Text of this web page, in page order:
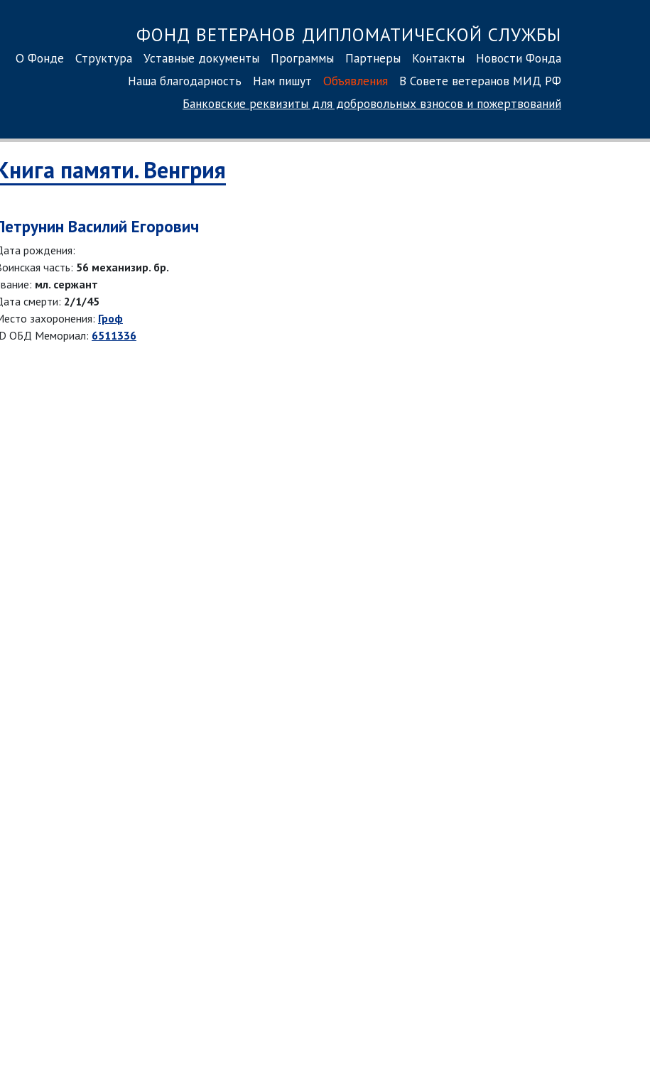
ФОНД ВЕТЕРАНОВ ДИПЛОМАТИЧЕСКОЙ СЛУЖБЫ
О Фонде Структура Уставные документы Программы Партнеры Контакты
Новости Фонда
Наша благодарность
Нам пишут Объявления
В Совете ветеранов МИД РФ
Банковские реквизиты для добровольных взносов и пожертвований
памяти. Венгрия
Василий Егорович
рождения:
часть: 56 механизир. бр.
мл. сержант
смерти: 2/1/45
захоронения: Гроф
ОБД Мемориал: 6511336